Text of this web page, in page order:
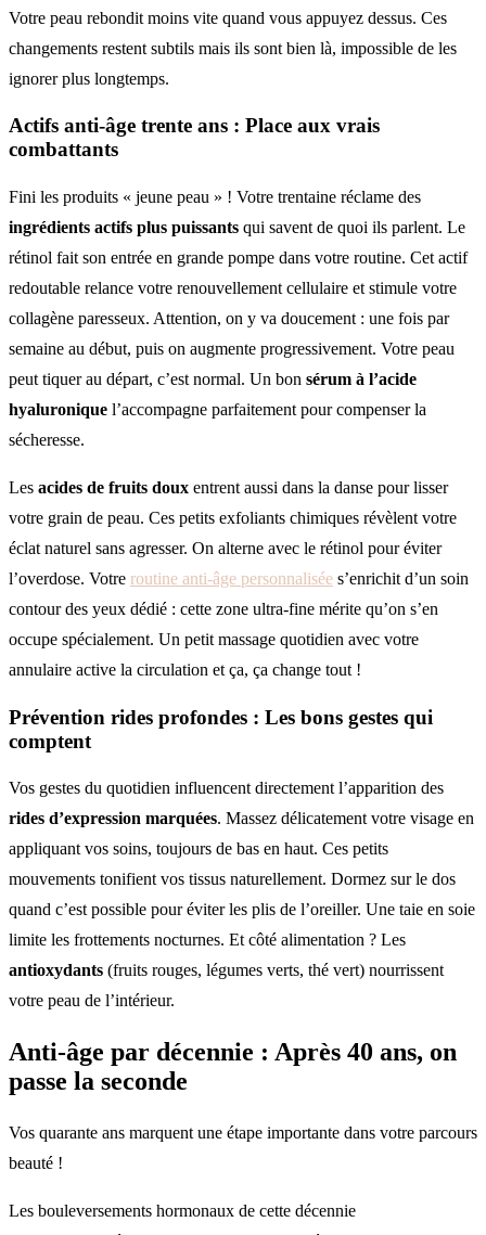
Votre peau rebondit moins vite quand vous appuyez dessus. Ces
changements restent subtils mais ils sont bien là, impossible de les
ignorer plus longtemps.
Actifs anti-âge trente ans : Place aux vrais
combattants
Fini les produits « jeune peau » ! Votre trentaine réclame des
ingrédients actifs plus puissants qui savent de quoi ils parlent. Le
rétinol fait son entrée en grande pompe dans votre routine. Cet actif
redoutable relance votre renouvellement cellulaire et stimule votre
collagène paresseux. Attention, on y va doucement : une fois par
semaine au début, puis on augmente progressivement. Votre peau
peut tiquer au départ, c’est normal. Un bon sérum à l’acide
hyaluronique l’accompagne parfaitement pour compenser la
sécheresse.
Les acides de fruits doux entrent aussi dans la danse pour lisser
votre grain de peau. Ces petits exfoliants chimiques révèlent votre
éclat naturel sans agresser. On alterne avec le rétinol pour éviter
l’overdose. Votre routine anti-âge personnalisée s’enrichit d’un soin
contour des yeux dédié : cette zone ultra-fine mérite qu’on s’en
occupe spécialement. Un petit massage quotidien avec votre
annulaire active la circulation et ça, ça change tout !
Prévention rides profondes : Les bons gestes qui
comptent
Vos gestes du quotidien influencent directement l’apparition des
rides d’expression marquées. Massez délicatement votre visage en
appliquant vos soins, toujours de bas en haut. Ces petits
mouvements tonifient vos tissus naturellement. Dormez sur le dos
quand c’est possible pour éviter les plis de l’oreiller. Une taie en soie
limite les frottements nocturnes. Et côté alimentation ? Les
antioxydants (fruits rouges, légumes verts, thé vert) nourrissent
votre peau de l’intérieur.
Anti-âge par décennie : Après 40 ans, on
passe la seconde
Vos quarante ans marquent une étape importante dans votre parcours
beauté !
Les bouleversements hormonaux de cette décennie